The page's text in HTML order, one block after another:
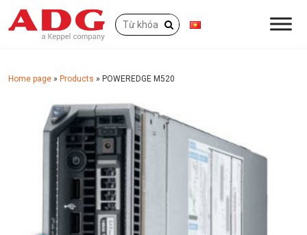
Home page » Products » POWEREDGE M520